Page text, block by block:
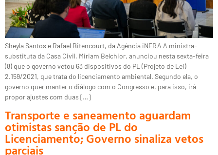
Sheyla Santos e Rafael Bitencourt, da Agência iNFRA A ministra-
substituta da Casa Civil, Miriam Belchior, anunciou nesta sexta-feira
(8) que o governo vetou 63 dispositivos do PL (Projeto de Lei)
2.159/2021, que trata do licenciamento ambiental. Segundo ela, o
governo quer manter o diálogo com o Congresso e, para isso, irá
propor ajustes com duas […]
Transporte e saneamento aguardam
otimistas sanção de PL do
Licenciamento; Governo sinaliza vetos
parciais